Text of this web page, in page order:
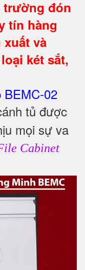
đón
tín hàng
và
két sắt,
02
tủ được
mọi sự va
Cabinet